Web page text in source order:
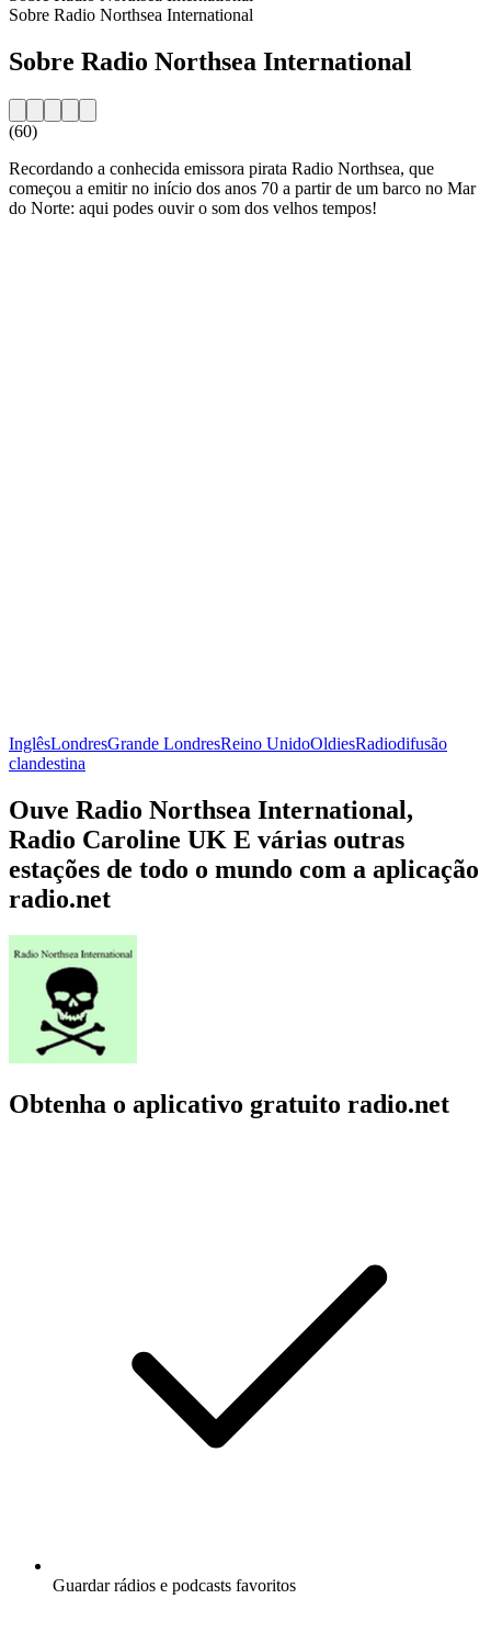
Sobre Radio Northsea International
Sobre Radio Northsea International
(60)
Recordando a conhecida emissora pirata Radio Northsea, que
começou a emitir no início dos anos 70 a partir de um barco no Mar
do Norte: aqui podes ouvir o som dos velhos tempos!
InglêsLondresGrande LondresReino UnidoOldiesRadiodifusão
clandestina
Ouve Radio Northsea International,
Radio Caroline UK E várias outras
estações de todo o mundo com a aplicação
radio.net
Obtenha o aplicativo gratuito radio.net
Guardar rádios e podcasts favoritos